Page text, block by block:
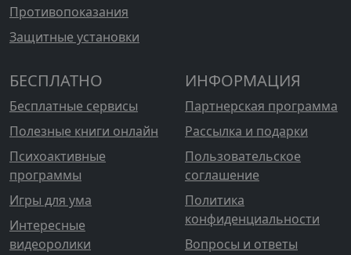
Противопоказания
Защитные установки
БЕСПЛАТНО
Бесплатные сервисы
Полезные книги онлайн
Психоактивные
программы
Игры для ума
Интересные
видеоролики
ИНФОРМАЦИЯ
Партнерская программа
Рассылка и подарки
Пользовательское
соглашение
Политика
конфиденциальности
Вопросы и ответы